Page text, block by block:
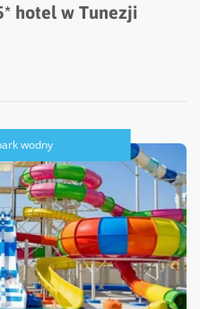
hotel w Tunezji
wodny